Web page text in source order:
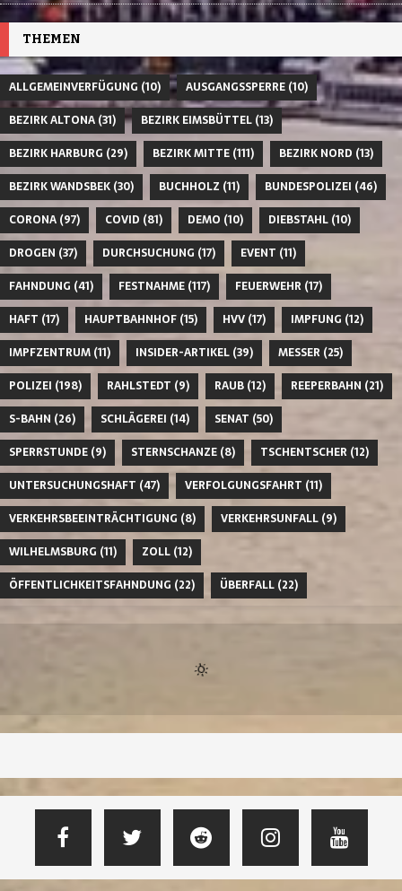
THEMEN
ALLGEMEINVERFÜGUNG (10) AUSGANGSSPERRE (10)
BEZIRK ALTONA (31) BEZIRK EIMSBÜTTEL (13)
BEZIRK HARBURG (29) BEZIRK MITTE (111) BEZIRK NORD (13)
BEZIRK WANDSBEK (30) BUCHHOLZ (11) BUNDESPOLIZEI (46)
CORONA (97) COVID (81) DEMO (10) DIEBSTAHL (10)
DROGEN (37) DURCHSUCHUNG (17) EVENT (11)
FAHNDUNG (41) FESTNAHME (117) FEUERWEHR (17)
HAFT (17) HAUPTBAHNHOF (15) HVV (17) IMPFUNG (12)
IMPFZENTRUM (11) INSIDER-ARTIKEL (39) MESSER (25)
POLIZEI (198) RAHLSTEDT (9) RAUB (12) REEPERBAHN (21)
S-BAHN (26) SCHLÄGEREI (14) SENAT (50)
SPERRSTUNDE (9) STERNSCHANZE (8) TSCHENTSCHER (12)
UNTERSUCHUNGSHAFT (47) VERFOLGUNGSFAHRT (11)
VERKEHRSBEEINTRÄCHTIGUNG (8) VERKEHRSUNFALL (9)
WILHELMSBURG (11) ZOLL (12)
ÖFFENTLICHKEITSFAHNDUNG (22) ÜBERFALL (22)